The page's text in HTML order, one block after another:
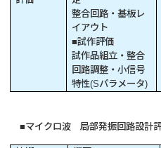
整合回路・基板レ
イアウト
■試作評価
試作品組立・整合
回路調整・小信号
特性(Sパラメータ)
■マイクロ波 局部発振回路設計